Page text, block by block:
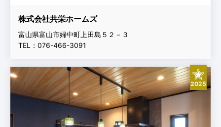
株式会社共栄ホームズ
富山県富山市婦中町上田島５２－３
TEL：076-466-3091
2025